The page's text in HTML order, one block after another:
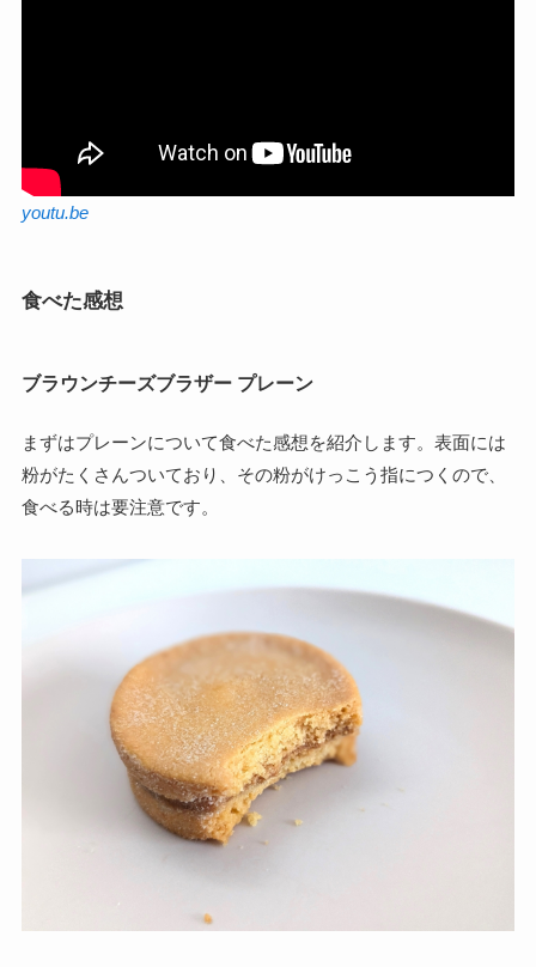
youtu.be
食べた感想
ブラウンチーズブラザー プレーン
まずはプレーンについて食べた感想を紹介します。表面には
粉がたくさんついており、その粉がけっこう指につくので、
食べる時は要注意です。